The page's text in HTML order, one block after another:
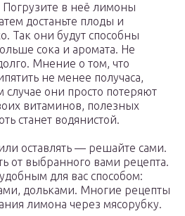
Погрузите в неё лимоны
достаньте плоды и
Так они будут способны
сока и аромата. Не
Мнение о том, что
не менее получаса,
они просто потеряют
витаминов, полезных
станет водянистой.
оставлять — решайте сами.
от выбранного вами рецепта.
для вас способом:
дольками. Многие рецепты
лимона через мясорубку.